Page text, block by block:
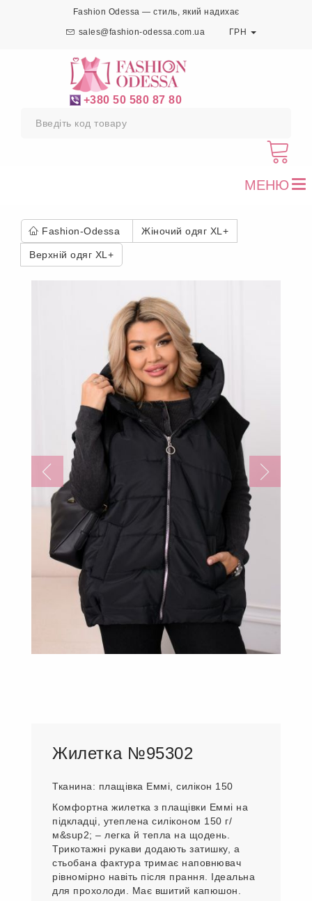
Fashion Odessa — стиль, який надихає
sales@fashion-odessa.com.ua ГРН
+380 50 580 87 80
МЕНЮ
Fashion-Odessa Жіночий одяг XL+
Верхній одяг XL+
Жилетка №95302
Тканина: плащівка Еммі, силікон 150
Комфортна жилетка з плащівки Еммі на
підкладці, утеплена силіконом 150 г/
м&sup2; – легка й тепла на щодень.
Трикотажні рукави додають затишку, а
стьобана фактура тримає наповнювач
рівномірно навіть після прання. Ідеальна
для прохолоди. Має вшитий капюшон.